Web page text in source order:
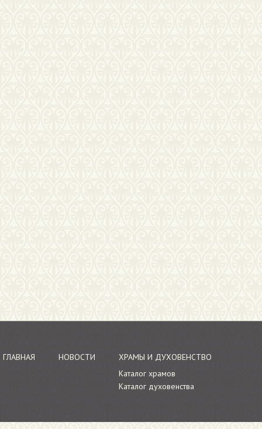
ГЛАВНАЯ НОВОСТИ
ХРАМЫ И ДУХОВЕНСТВО
Каталог храмов
Каталог духовенства